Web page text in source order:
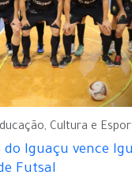
Cultura e
Iguaçu vence
Futsal